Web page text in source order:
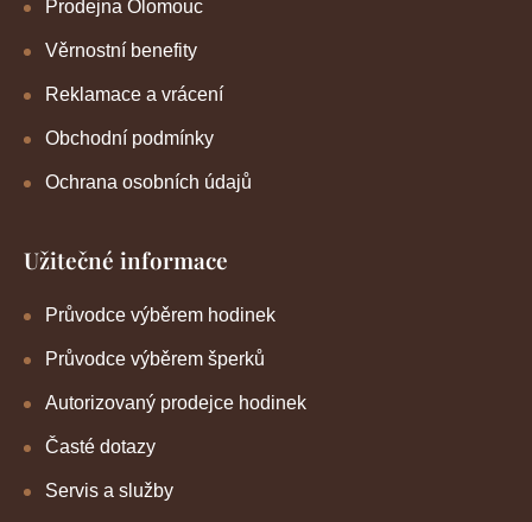
Prodejna Olomouc
Věrnostní benefity
Reklamace a vrácení
Obchodní podmínky
Ochrana osobních údajů
Užitečné informace
Průvodce výběrem hodinek
Průvodce výběrem šperků
Autorizovaný prodejce hodinek
Časté dotazy
Servis a služby